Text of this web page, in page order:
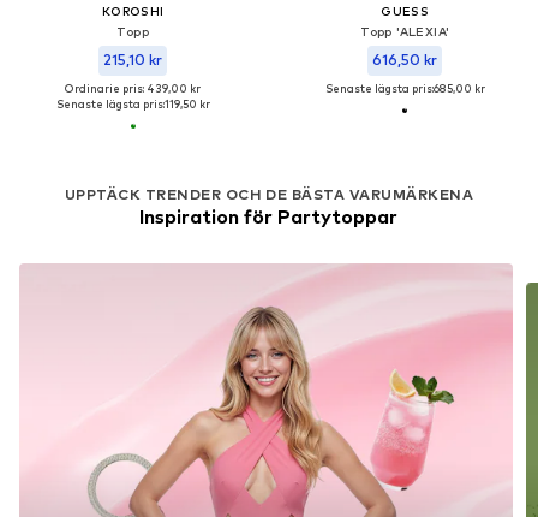
KOROSHI
Topp
215,10 kr
Ordinarie pris: 439,00 kr
Senaste lägsta pris:119,50 kr
GUESS
Topp 'ALEXIA'
616,50 kr
Senaste lägsta pris:685,00 kr
UPPTÄCK TRENDER OCH DE BÄSTA VARUMÄRKENA
Inspiration för Partytoppar